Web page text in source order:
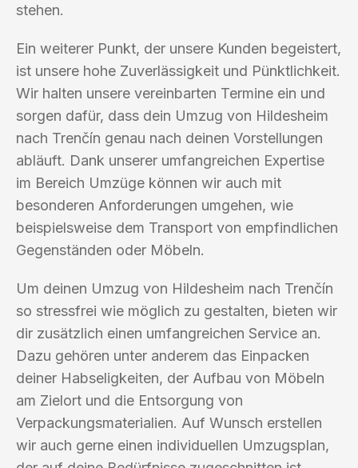
stehen.
Ein weiterer Punkt, der unsere Kunden begeistert,
ist unsere hohe Zuverlässigkeit und Pünktlichkeit.
Wir halten unsere vereinbarten Termine ein und
sorgen dafür, dass dein Umzug von Hildesheim
nach Trenčín genau nach deinen Vorstellungen
abläuft. Dank unserer umfangreichen Expertise
im Bereich Umzüge können wir auch mit
besonderen Anforderungen umgehen, wie
beispielsweise dem Transport von empfindlichen
Gegenständen oder Möbeln.
Um deinen Umzug von Hildesheim nach Trenčín
so stressfrei wie möglich zu gestalten, bieten wir
dir zusätzlich einen umfangreichen Service an.
Dazu gehören unter anderem das Einpacken
deiner Habseligkeiten, der Aufbau von Möbeln
am Zielort und die Entsorgung von
Verpackungsmaterialien. Auf Wunsch erstellen
wir auch gerne einen individuellen Umzugsplan,